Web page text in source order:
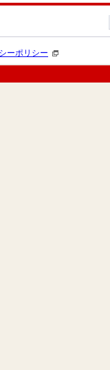
ーポリシー